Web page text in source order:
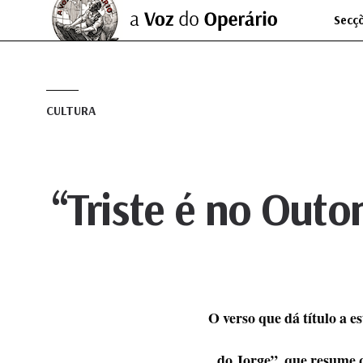
CULTURA
“Triste é no
O verso que dá título a